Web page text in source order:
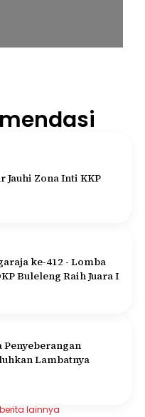
Jauhi Zona Inti KKP
ke-412 - Lomba
Buleleng Raih Juara I
Penyeberangan
Lambatnya
lainnya